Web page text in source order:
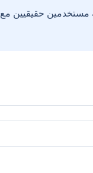
مستخدمين حقيقيين مع